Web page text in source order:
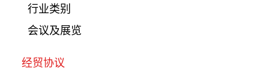
行业类别
会议及展览
经贸协议